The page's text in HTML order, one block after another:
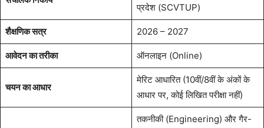
प्रदेश (SCVTUP)
शैक्षणिक सत्र 2026 – 2027
आवेदन का तरीका ऑनलाइन (Online)
चयन का आधार
मेरिट आधारित (10वीं/8वीं के अंकों के
आधार पर, कोई लिखित परीक्षा नहीं)
तकनीकी (Engineering) और गैर-